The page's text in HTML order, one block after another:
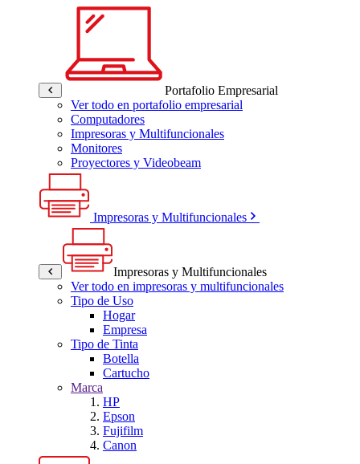
Portafolio Empresarial
Ver todo en portafolio empresarial
Computadores
Impresoras y Multifuncionales
Monitores
Proyectores y Videobeam
Impresoras y Multifuncionales
Impresoras y Multifuncionales
Ver todo en impresoras y multifuncionales
Tipo de Uso
Hogar
Empresa
Tipo de Tinta
Botella
Cartucho
Marca
HP
Epson
Fujifilm
Canon